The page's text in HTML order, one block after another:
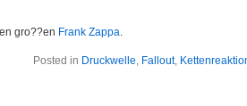
gro??en Frank Zappa.
Posted in Druckwelle, Fallout,